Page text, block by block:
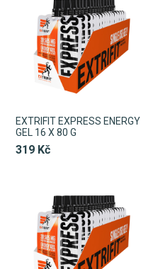
EXTRIFIT EXPRESS ENERGY
GEL 16 X 80 G
319 Kč